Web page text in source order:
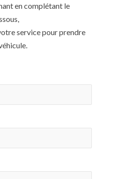
en complétant le
service pour prendre